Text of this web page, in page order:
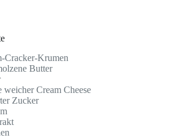
Cracker-Krumen
Butter
weicher Cream Cheese
Zucker